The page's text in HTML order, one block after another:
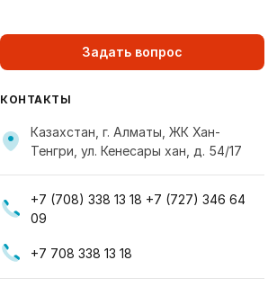
Задать вопрос
КОНТАКТЫ
Казахстан, г. Алматы, ЖК Хан-
Тенгри, ул. Кенесары хан, д. 54/17
+7 (708) 338 13 18 +7 (727) 346 64
09
+7 708 338 13 18